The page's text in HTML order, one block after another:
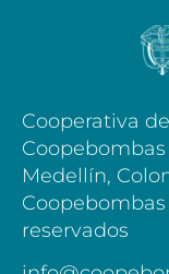
Cooperativa
Coopebombas
Medellín,
reservados